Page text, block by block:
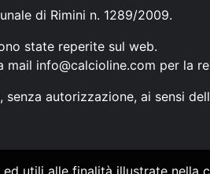
di Rimini n. 1289/2009.
state reperite sul web.
mail info@calcioline.com per la
autorizzazione, ai sensi
utili alle finalità illustrate nella